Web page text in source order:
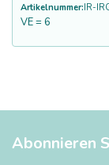
Artikelnummer:IR-
VE = 6
Abonnieren